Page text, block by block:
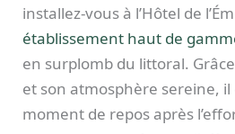
installez-vous à l’Hôtel de
établissement haut de
en surplomb du littoral.
et son atmosphère sereine,
moment de repos après